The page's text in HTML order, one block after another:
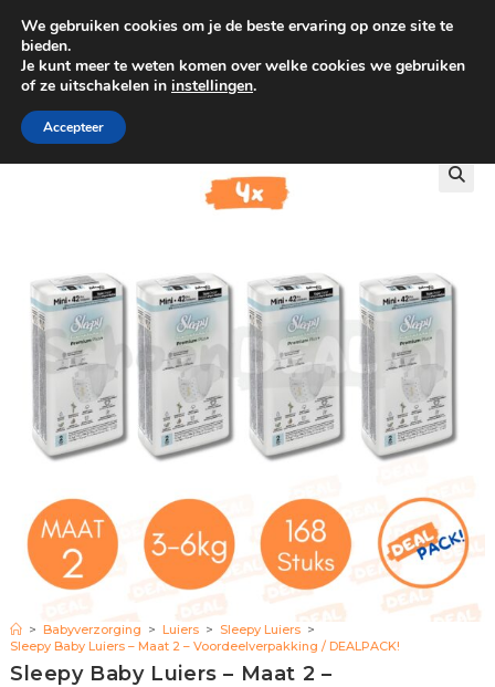
GRATIS BEZORGING VANAF €100
> Babyverzorging > Luiers > Sleepy Luiers >
Sleepy Baby Luiers – Maat 2 – Voordeelverpakking / DEALPACK!
Sleepy Baby Luiers – Maat 2 –
We gebruiken cookies om je de beste ervaring op onze site te
bieden.
Je kunt meer te weten komen over welke cookies we gebruiken
of ze uitschakelen in instellingen.
Accepteer